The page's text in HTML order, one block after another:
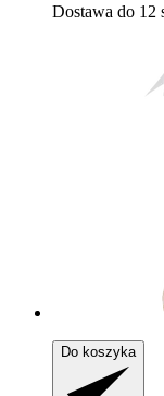
Dostawa do 12
Do koszyka